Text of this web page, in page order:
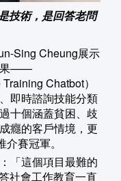
技術，是回答老問
Sing Cheung展示
果——
Chatbot）
即時諮詢技能分類
十個涵蓋貧困、歧
癮的客戶情境，更
賽冠軍。
「這個項目最難的
社會工作教育一直